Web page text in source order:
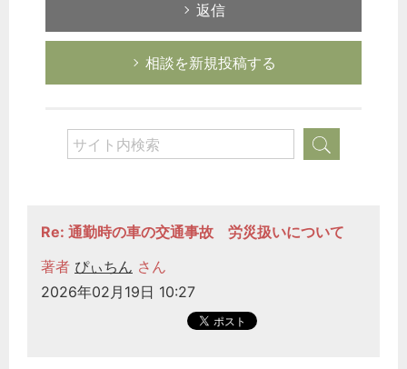
返信
相談を新規投稿する
Re: 通勤時の車の交通事故 労災扱いについて
著者 ぴぃちん さん
2026年02月19日 10:27